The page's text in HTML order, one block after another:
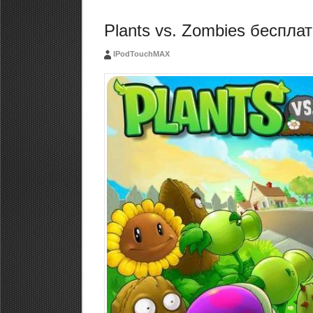
Plants vs. Zombies
IPodTouchMAX